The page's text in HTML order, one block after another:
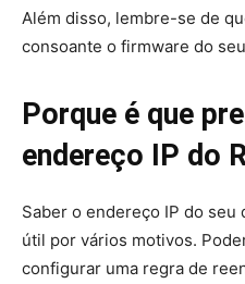
Além disso, lembre-se de
consoante o firmware do
Porque é que
endereço IP do
Saber o endereço IP do
útil por vários motivos.
configurar uma regra de